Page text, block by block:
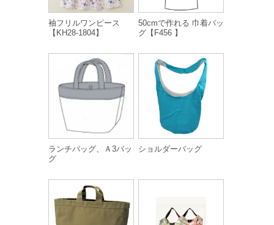
袖フリルワンピース
【KH28-1804】
50cmで作れる 巾着バッ
グ【F456 】
ランチバッグ、Ａ3バッ
グ
ショルダーバッグ